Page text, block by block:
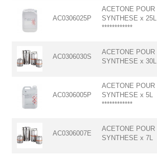
AC0306025P
ACETONE POUR
SYNTHESE x 25L
************
AC0306030S
ACETONE POUR
SYNTHESE x 30L
AC0306005P
ACETONE POUR
SYNTHESE x 5L
************
AC0306007E
ACETONE POUR
SYNTHESE x 7L